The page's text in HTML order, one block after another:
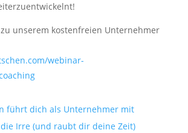
unserem kostenfreien Unternehmer
webinar-
führt dich als Unternehmer mit
Irre (und raubt dir deine Zeit)